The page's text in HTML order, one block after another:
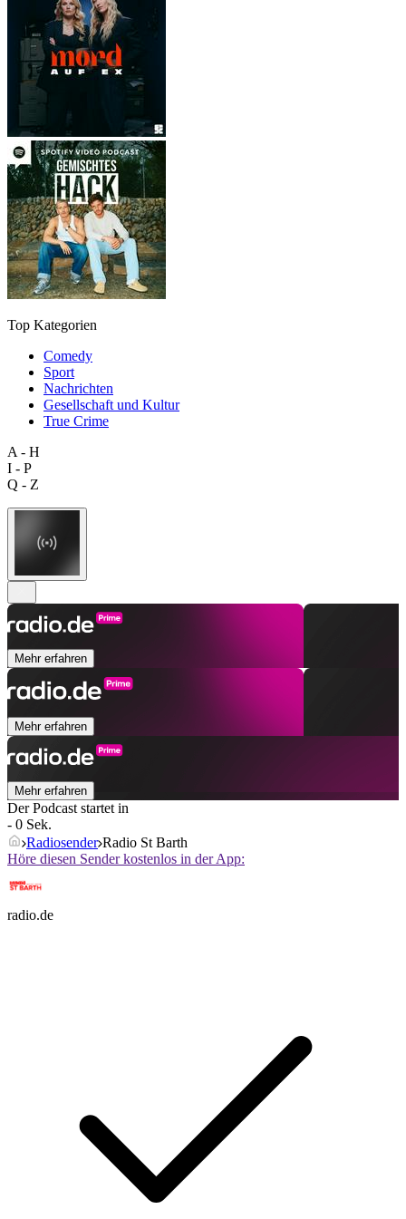
Top Kategorien
Comedy
Sport
Nachrichten
Gesellschaft und Kultur
True Crime
A - H
I - P
Q - Z
Mehr erfahren
Mehr erfahren
Mehr erfahren
Der Podcast startet in
- 0 Sek.
Radiosender Radio St Barth
Höre diesen Sender kostenlos in der App:
radio.de